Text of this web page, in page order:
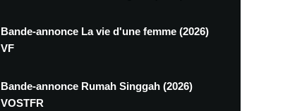
Bande-annonce La vie d'une femme (2026)
VF
Bande-annonce Rumah Singgah (2026)
VOSTFR